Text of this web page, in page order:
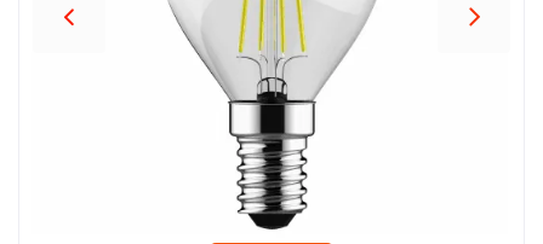
სოც.